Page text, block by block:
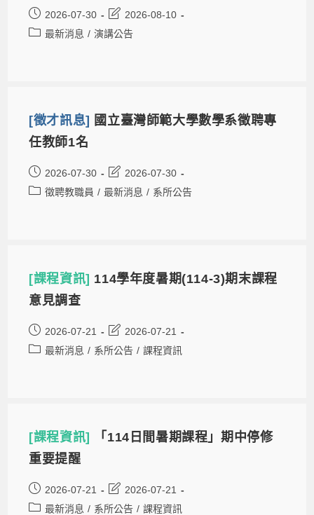
2026-07-30
2026-08-10
最新消息 / 演講公告
[徵才訊息] 國立臺灣師範大學數學系徵聘專
任教師1名
2026-07-30
2026-07-30
徵聘教職員 / 最新消息 / 系所公告
[課程資訊] 114學年度暑期(114-3)期末課程
意見調查
2026-07-21
2026-07-21
最新消息 / 系所公告 / 課程資訊
[課程資訊]
「114日間暑期課程」期中停修
重要提醒
2026-07-21
2026-07-21
最新消息 / 系所公告 / 課程資訊